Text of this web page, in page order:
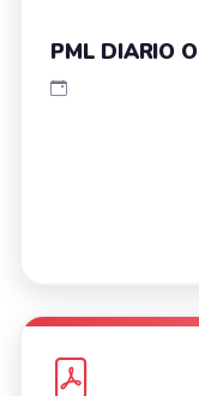
PML DIARIO